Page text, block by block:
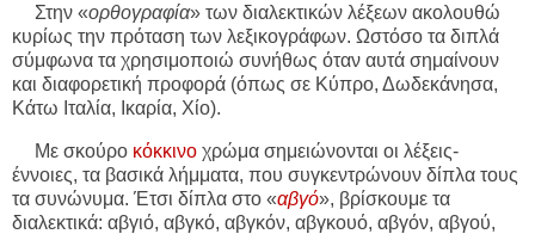
Στην «ορθογραφία» των διαλεκτικών λέξεων ακολουθώ
κυρίως την πρόταση των λεξικογράφων. Ωστόσο τα διπλά
σύμφωνα τα χρησιμοποιώ συνήθως όταν αυτά σημαίνουν
και διαφορετική προφορά (όπως σε Κύπρο, Δωδεκάνησα,
Κάτω Ιταλία, Ικαρία, Χίο).
Με σκούρο κόκκινοχρώμα σημειώνονται οι λέξεις-
έννοιες, τα βασικά λήμματα, που συγκεντρώνουν δίπλα τους
τα συνώνυμα. Έτσι δίπλα στο «αβγό», βρίσκουμε τα
διαλεκτικά: αβγιό, αβγκό, αβγκόν, αβγκουό, αβγόν, αβγού,